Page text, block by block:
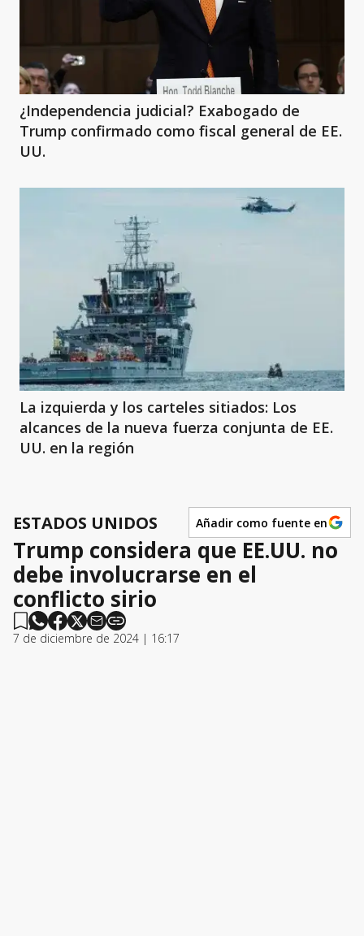
¿Independencia judicial? Exabogado de
Trump confirmado como fiscal general de EE.
UU.
La izquierda y los carteles sitiados: Los
alcances de la nueva fuerza conjunta de EE.
UU. en la región
ESTADOS UNIDOS Añadir como fuente en
Trump considera que EE.UU. no
debe involucrarse en el
conflicto sirio
7 de diciembre de 2024 | 16:17